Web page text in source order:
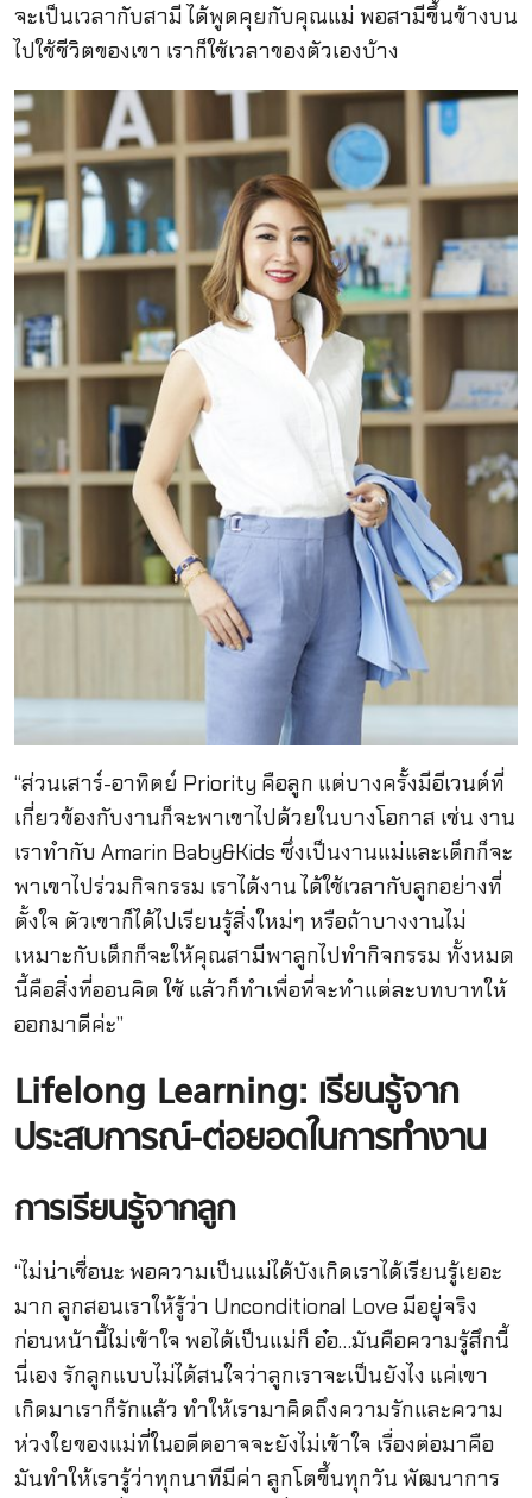
จะเป็นเวลากับสามี ได้พูดคุยกับคุณแม่ พอสามีขึ้นข้างบน
ไปใช้ชีวิตของเขา เราก็ใช้เวลาของตัวเองบ้าง
“ส่วนเสาร์-อาทิตย์ Priority คือลูก แต่บางครั้งมีอีเวนต์ที่
เกี่ยวข้องกับงานก็จะพาเขาไปด้วยในบางโอกาส เช่น งาน
เราทำกับ Amarin Baby&Kids ซึ่งเป็นงานแม่และเด็กก็จะ
พาเขาไปร่วมกิจกรรม เราได้งาน ได้ใช้เวลากับลูกอย่างที่
ตั้งใจ ตัวเขาก็ได้ไปเรียนรู้สิ่งใหม่ๆ หรือถ้าบางงานไม่
เหมาะกับเด็กก็จะให้คุณสามีพาลูกไปทำกิจกรรม ทั้งหมด
นี้คือสิ่งที่ออนคิด ใช้ แล้วก็ทำเพื่อที่จะทำแต่ละบทบาทให้
ออกมาดีค่ะ”
Lifelong Learning: เรียนรู้จาก
ประสบการณ์-ต่อยอดในการทำงาน
การเรียนรู้จากลูก
“ไม่น่าเชื่อนะ พอความเป็นแม่ได้บังเกิดเราได้เรียนรู้เยอะ
มาก ลูกสอนเราให้รู้ว่า Unconditional Love มีอยู่จริง
ก่อนหน้านี้ไม่เข้าใจ พอได้เป็นแม่ก็ อ๋อ…มันคือความรู้สึกนี้
นี่เอง รักลูกแบบไม่ได้สนใจว่าลูกเราจะเป็นยังไง แค่เขา
เกิดมาเราก็รักแล้ว ทำให้เรามาคิดถึงความรักและความ
ห่วงใยของแม่ที่ในอดีตอาจจะยังไม่เข้าใจ เรื่องต่อมาคือ
มันทำให้เรารู้ว่าทุกนาทีมีค่า ลูกโตขึ้นทุกวัน พัฒนาการ